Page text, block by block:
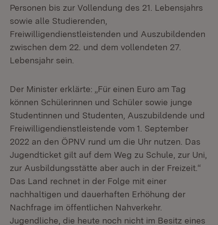
Personen bis zur Vollendung des 21. Lebensjahrs
sowie alle Studierenden,
Freiwilligendienstleistenden und Auszubildenden
zwischen dem 22. und dem vollendeten 27.
Lebensjahr sein.
Der Minister erklärte: „Für einen Euro am Tag
können Schülerinnen und Schüler sowie junge
Studentinnen und Studenten, Auszubildende und
Freiwilligendienstleistende vom 1. September
2022 an den ÖPNV rund um die Uhr nutzen. Das
Jugendticket gilt auf dem Weg zu Schule, zur Uni,
zur Ausbildungsstätte aber auch in der Freizeit.“
Das Land rechnet in der Folge mit einer
nachhaltigen und dauerhaften Erhöhung der
Nachfrage im öffentlichen Nahverkehr.
Jugendliche, die heute noch nicht im Besitz eines